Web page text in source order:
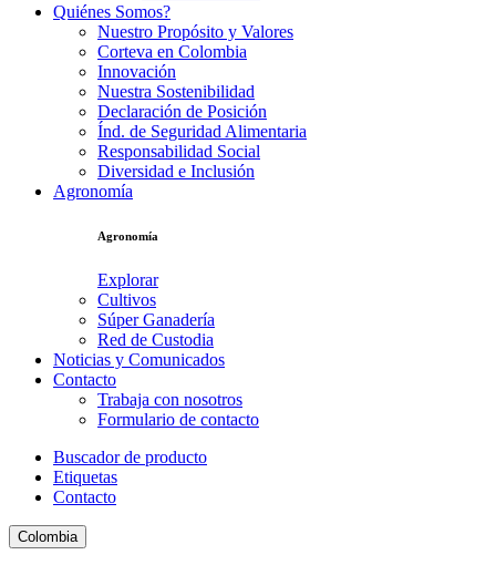
Quiénes Somos?
Nuestro Propósito y Valores
Corteva en Colombia
Innovación
Nuestra Sostenibilidad
Declaración de Posición
Índ. de Seguridad Alimentaria
Responsabilidad Social
Diversidad e Inclusión
Agronomía
Agronomía
Explorar
Cultivos
Súper Ganadería
Red de Custodia
Noticias y Comunicados
Contacto
Trabaja con nosotros
Formulario de contacto
Buscador de producto
Etiquetas
Contacto
Colombia